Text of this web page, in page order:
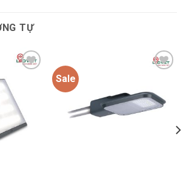
TỰ
Add to
wishlist
Sale
Add to
wishlist